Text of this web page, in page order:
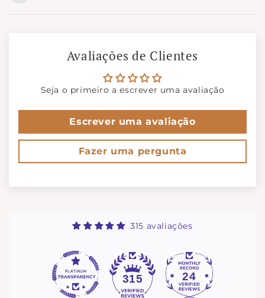
Avaliações de Clientes
Seja o primeiro a escrever uma avaliação
Escrever uma avaliação
Fazer uma pergunta
315 avaliações
315 24